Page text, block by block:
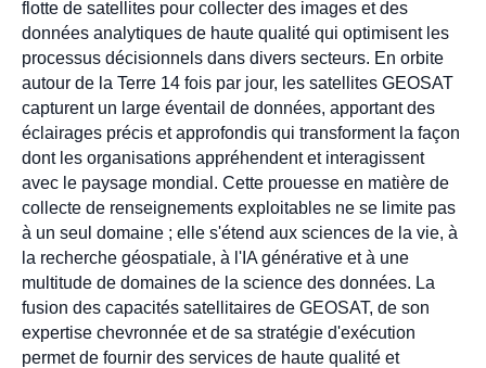
flotte de satellites pour collecter des images et des
données analytiques de haute qualité qui optimisent les
processus décisionnels dans divers secteurs. En orbite
autour de la Terre 14 fois par jour, les satellites GEOSAT
capturent un large éventail de données, apportant des
éclairages précis et approfondis qui transforment la façon
dont les organisations appréhendent et interagissent
avec le paysage mondial. Cette prouesse en matière de
collecte de renseignements exploitables ne se limite pas
à un seul domaine ; elle s'étend aux sciences de la vie, à
la recherche géospatiale, à l'IA générative et à une
multitude de domaines de la science des données. La
fusion des capacités satellitaires de GEOSAT, de son
expertise chevronnée et de sa stratégie d'exécution
permet de fournir des services de haute qualité et